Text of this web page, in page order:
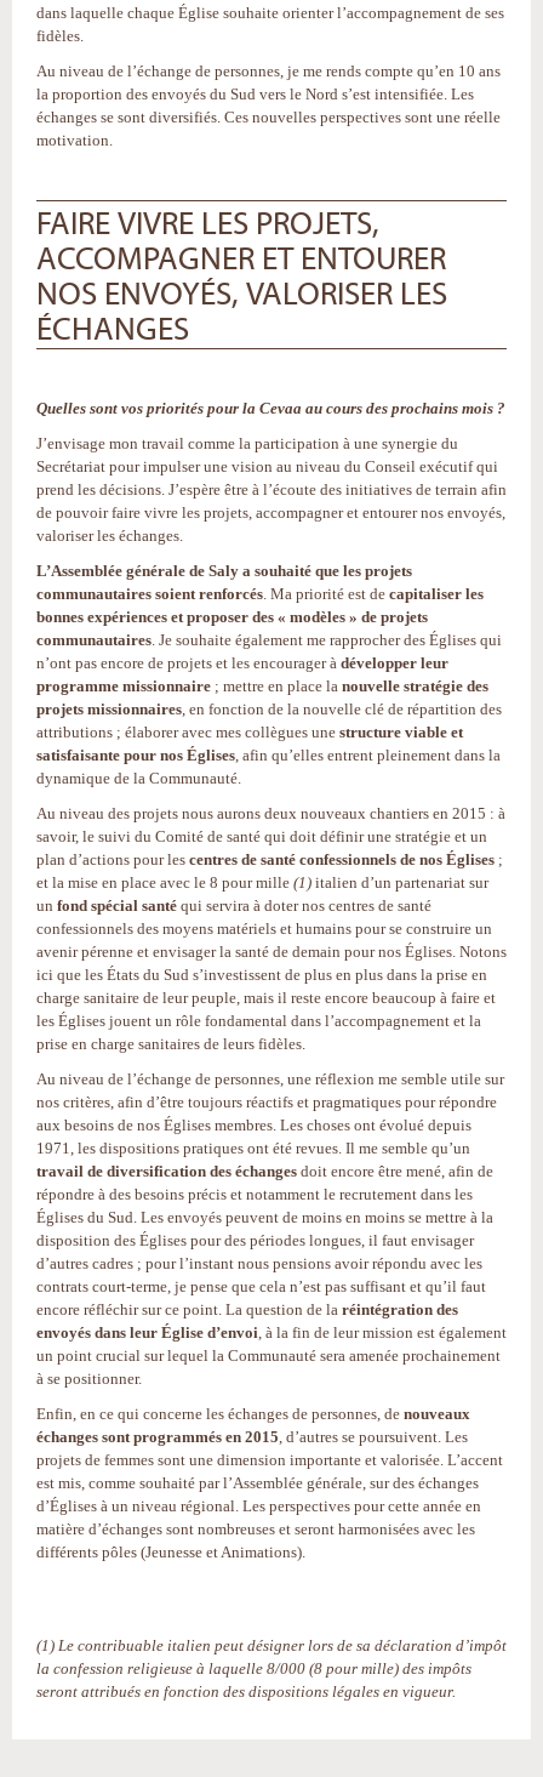
dans laquelle chaque Église souhaite orienter l’accompagnement de ses
fidèles.
Au niveau de l’échange de personnes, je me rends compte qu’en 10 ans
la proportion des envoyés du Sud vers le Nord s’est intensifiée. Les
échanges se sont diversifiés. Ces nouvelles perspectives sont une réelle
motivation.
FAIRE VIVRE LES PROJETS,
ACCOMPAGNER ET ENTOURER
NOS ENVOYÉS, VALORISER LES
ÉCHANGES
Quelles sont vos priorités pour la Cevaa au cours des prochains mois ?
J’envisage mon travail comme la participation à une synergie du
Secrétariat pour impulser une vision au niveau du Conseil exécutif qui
prend les décisions. J’espère être à l’écoute des initiatives de terrain afin
de pouvoir faire vivre les projets, accompagner et entourer nos envoyés,
valoriser les échanges.
L’Assemblée générale de Saly a souhaité que les projets
communautaires soient renforcés. Ma priorité est de capitaliser les
bonnes expériences et proposer des « modèles » de projets
communautaires. Je souhaite également me rapprocher des Églises qui
n’ont pas encore de projets et les encourager à développer leur
programme missionnaire ; mettre en place la nouvelle stratégie des
projets missionnaires, en fonction de la nouvelle clé de répartition des
attributions ; élaborer avec mes collègues une structure viable et
satisfaisante pour nos Églises, afin qu’elles entrent pleinement dans la
dynamique de la Communauté.
Au niveau des projets nous aurons deux nouveaux chantiers en 2015 : à
savoir, le suivi du Comité de santé qui doit définir une stratégie et un
plan d’actions pour les centres de santé confessionnels de nos Églises ;
et la mise en place avec le 8 pour mille (1) italien d’un partenariat sur
un fond spécial santé qui servira à doter nos centres de santé
confessionnels des moyens matériels et humains pour se construire un
avenir pérenne et envisager la santé de demain pour nos Églises. Notons
ici que les États du Sud s’investissent de plus en plus dans la prise en
charge sanitaire de leur peuple, mais il reste encore beaucoup à faire et
les Églises jouent un rôle fondamental dans l’accompagnement et la
prise en charge sanitaires de leurs fidèles.
Au niveau de l’échange de personnes, une réflexion me semble utile sur
nos critères, afin d’être toujours réactifs et pragmatiques pour répondre
aux besoins de nos Églises membres. Les choses ont évolué depuis
1971, les dispositions pratiques ont été revues. Il me semble qu’un
travail de diversification des échanges doit encore être mené, afin de
répondre à des besoins précis et notamment le recrutement dans les
Églises du Sud. Les envoyés peuvent de moins en moins se mettre à la
disposition des Églises pour des périodes longues, il faut envisager
d’autres cadres ; pour l’instant nous pensions avoir répondu avec les
contrats court-terme, je pense que cela n’est pas suffisant et qu’il faut
encore réfléchir sur ce point. La question de la réintégration des
envoyés dans leur Église d’envoi, à la fin de leur mission est également
un point crucial sur lequel la Communauté sera amenée prochainement
à se positionner.
Enfin, en ce qui concerne les échanges de personnes, de nouveaux
échanges sont programmés en 2015, d’autres se poursuivent. Les
projets de femmes sont une dimension importante et valorisée. L’accent
est mis, comme souhaité par l’Assemblée générale, sur des échanges
d’Églises à un niveau régional. Les perspectives pour cette année en
matière d’échanges sont nombreuses et seront harmonisées avec les
différents pôles (Jeunesse et Animations).
(1) Le contribuable italien peut désigner lors de sa déclaration d’impôt
la confession religieuse à laquelle 8/000 (8 pour mille) des impôts
seront attribués en fonction des dispositions légales en vigueur.